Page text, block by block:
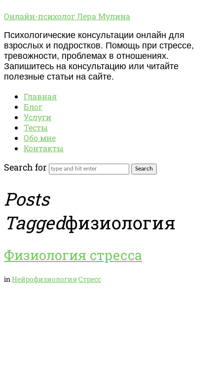
Онлайн-
Лера
Мулина
Онлайн-психолог Лера Мулина
Психологические консультации онлайн для
взрослых и подростков. Помощь при стрессе,
тревожности, проблемах в отношениях.
Запишитесь на консультацию или читайте
полезные статьи на сайте.
Главная
Блог
Услуги
Тесты
Обо мне
Контакты
Search for
Posts
Taggedфизиология
Физиология стресса
inНейрофизиологияСтресс